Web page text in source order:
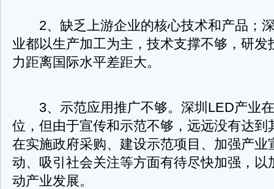
2、缺乏上游企业的核心技术和产品；
业都以生产加工为主，技术支撑不够，研发
力距离国际水平差距大。
3、示范应用推广不够。深圳LED产业
位，但由于宣传和示范不够，远远没有达到
在实施政府采购、建设示范项目、加强产业
动、吸引社会关注等方面有待尽快加强，以
动产业发展。